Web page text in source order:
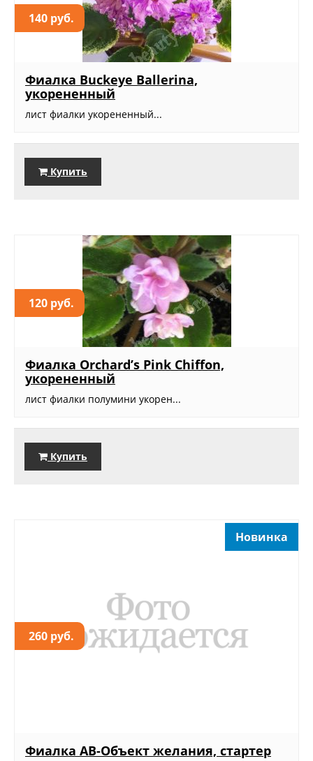
140 руб.
Фиалка Buckeye Ballerina,
укорененный
лист фиалки укорененный...
Купить
120 руб.
Фиалка Orchard’s Pink Chiffon,
укорененный
лист фиалки полумини укорен...
Купить
260 руб.
Новинка
Фиалка АВ-Объект желания, стартер